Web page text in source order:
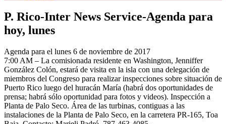
P. Rico-Inter News Service-Agenda para
hoy, lunes
Agenda para el lunes 6 de noviembre de 2017
7:00 AM – La comisionada residente en Washington, Jenniffer
González Colón, estará de visita en la isla con una delegación de
miembros del Congreso para realizar inspecciones sobre situación de
Puerto Rico luego del huracán María (habrá dos oportunidades de
prensa; habrá sólo oportunidad para fotos y videos). Inspección a
Planta de Palo Seco. Área de las turbinas, contiguas a las
instalaciones de la Planta de Palo Seco, en la carretera PR-165, Toa